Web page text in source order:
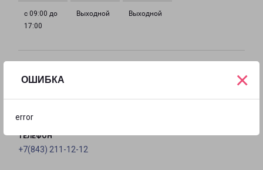
ОШИБКА
error
×
с 09:00 до
17:00
Выходной Выходной
город Казань, улица Баки Урманче, 8
ТЕЛЕФОН
+7(843) 211-12-12